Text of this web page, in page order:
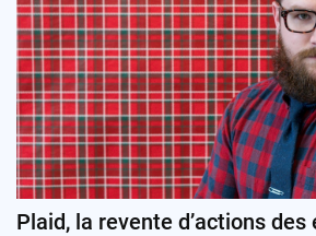
Plaid, la revente d’actions des